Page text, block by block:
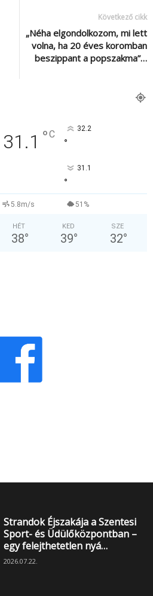
Következő cikk
„Néha elgondolkozom, mi lett
volna, ha 20 éves koromban
beszippant a popszakma”…
31.1 °C 32.2
°
31.1
°
5.8m/s 51%
HÉT
38°
KED
39°
SZE
32°
Strandok Éjszakája a Szentesi
Sport- és Üdülőközpontban –
egy felejthetetlen nyá…
2026.07.22.